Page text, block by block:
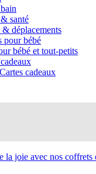
santé
& déplacements
pour bébé
bébé et tout-petits
cadeaux
la joie avec nos coffrets